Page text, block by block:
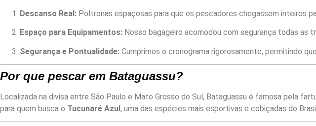
Descanso Real: Poltronas espaçosas para que os pescadores chegassem inteiros
Espaço para Equipamentos: Nosso bagageiro acomodou com segurança todas as
Segurança e Pontualidade: Cumprimos o cronograma rigorosamente, permitindo
Por que pescar em Bataguassu?
Localizada na divisa entre São Paulo e Mato Grosso do Sul, Bataguassu é famosa pela
para quem busca o Tucunaré Azul, uma das espécies mais esportivas e cobiçadas do